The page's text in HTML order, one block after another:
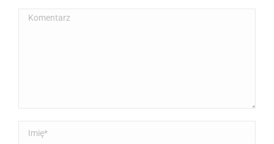
Komentarz
Imię *